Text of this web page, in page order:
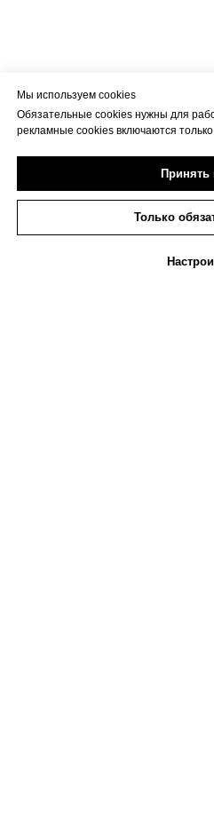
Мы используем cookies
Обязательные cookies нужны для
рекламные cookies включаются только
Принять
Только